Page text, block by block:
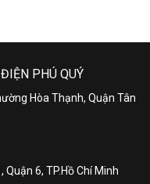
PHÚ QUÝ
Hòa Thạnh, Quận Tân
6, TP.Hồ Chí Minh